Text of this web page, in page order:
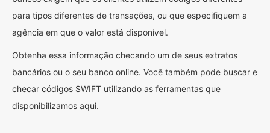
para tipos diferentes de transações, ou que especifiquem a
agência em que o valor está disponível.
Obtenha essa informação checando um de seus extratos
bancários ou o seu banco online. Você também pode buscar e
checar códigos SWIFT utilizando as ferramentas que
disponibilizamos aqui.